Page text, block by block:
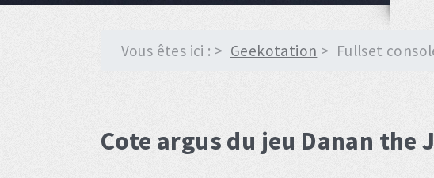
Vous êtes ici : Geekotation Fullset
Cote argus du jeu Danan the